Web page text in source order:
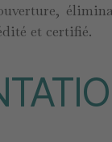
et certifié.